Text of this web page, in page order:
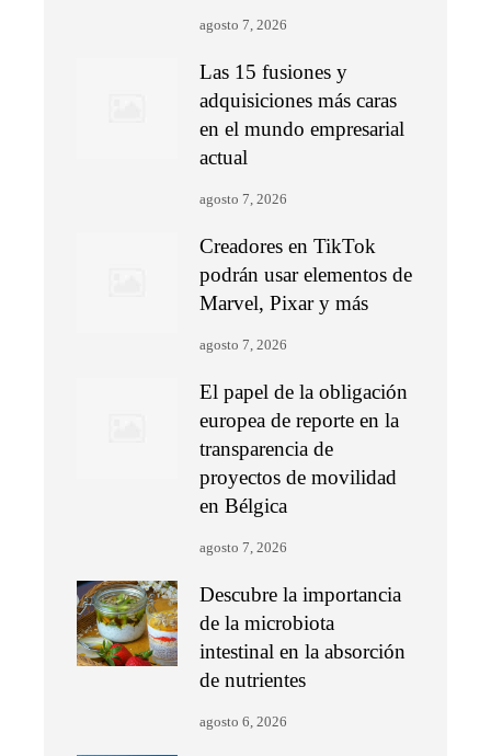
agosto 7, 2026
Las 15 fusiones y
adquisiciones más caras
en el mundo empresarial
actual
agosto 7, 2026
Creadores en TikTok
podrán usar elementos de
Marvel, Pixar y más
agosto 7, 2026
El papel de la obligación
europea de reporte en la
transparencia de
proyectos de movilidad
en Bélgica
agosto 7, 2026
Descubre la importancia
de la microbiota
intestinal en la absorción
de nutrientes
agosto 6, 2026